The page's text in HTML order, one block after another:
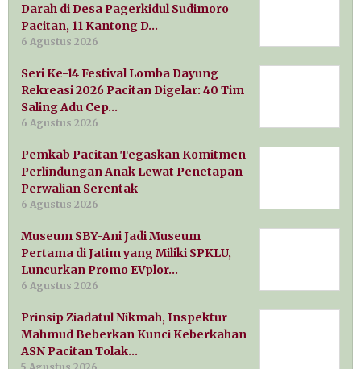
Darah di Desa Pagerkidul Sudimoro
Pacitan, 11 Kantong D…
6 Agustus 2026
Seri Ke-14 Festival Lomba Dayung
Rekreasi 2026 Pacitan Digelar: 40 Tim
Saling Adu Cep…
6 Agustus 2026
Pemkab Pacitan Tegaskan Komitmen
Perlindungan Anak Lewat Penetapan
Perwalian Serentak
6 Agustus 2026
Museum SBY-Ani Jadi Museum
Pertama di Jatim yang Miliki SPKLU,
Luncurkan Promo EVplor…
6 Agustus 2026
Prinsip Ziadatul Nikmah, Inspektur
Mahmud Beberkan Kunci Keberkahan
ASN Pacitan Tolak…
5 Agustus 2026